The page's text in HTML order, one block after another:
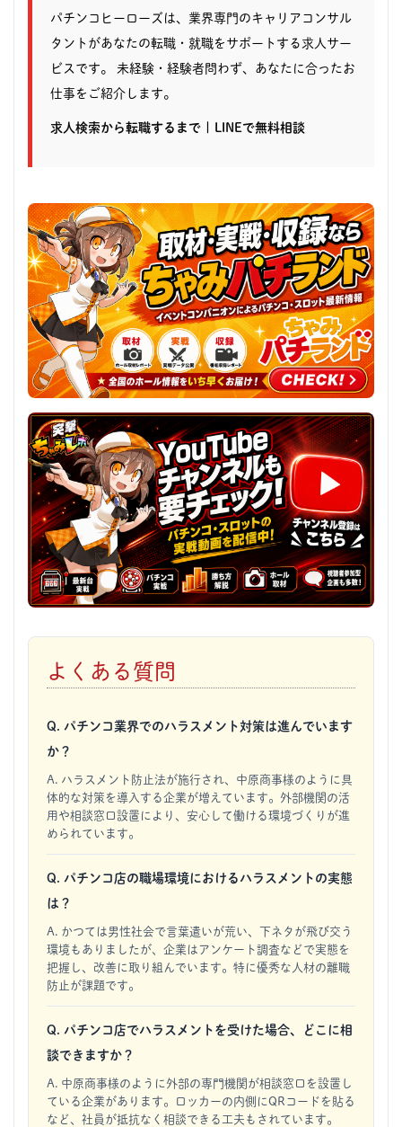
パチンコヒーローズは、業界専門のキャリアコンサル
タントがあなたの転職・就職をサポートする求人サー
ビスです。 未経験・経験者問わず、あなたに合ったお
仕事をご紹介します。
求人検索から転職するまで LINEで無料相談
よくある質問
Q. パチンコ業界でのハラスメント対策は進んでいます
か？
A. ハラスメント防止法が施行され、中原商事様のように具
体的な対策を導入する企業が増えています。外部機関の活
用や相談窓口設置により、安心して働ける環境づくりが進
められています。
Q. パチンコ店の職場環境におけるハラスメントの実態
は？
A. かつては男性社会で言葉遣いが荒い、下ネタが飛び交う
環境もありましたが、企業はアンケート調査などで実態を
把握し、改善に取り組んでいます。特に優秀な人材の離職
防止が課題です。
Q. パチンコ店でハラスメントを受けた場合、どこに相
談できますか？
A. 中原商事様のように外部の専門機関が相談窓口を設置し
ている企業があります。ロッカーの内側にQRコードを貼る
など、社員が抵抗なく相談できる工夫もされています。